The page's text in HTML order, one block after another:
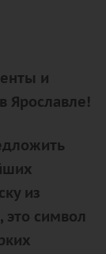
и
Ярославле!
из
это символ